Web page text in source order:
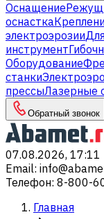
Оснащение
оснастка
электроэрозии
инструмент
Оборудование
станки
прессыЛазерные
Обратный звонок
07.08.2026, 17:11
Email:
Телефон: 8-800-
Главная